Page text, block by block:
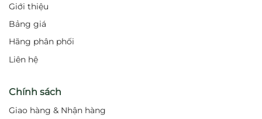
Giới thiệu
Bảng giá
Hãng phân phối
Liên hệ
Chính sách
Giao hàng & Nhận hàng